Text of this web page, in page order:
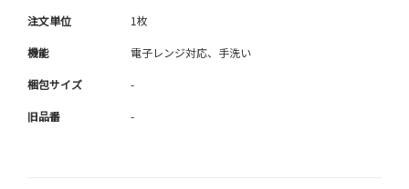
注文単位 1枚
機能 電子レンジ対応、手洗い
梱包サイズ -
旧品番 -